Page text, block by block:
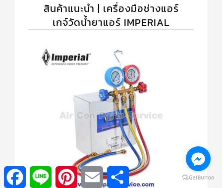
สินค้าแนะนำ | เครื่องมือช่างแอร์
เกจ์วัดน้ำยาแอร์ IMPERIAL
Facebook Line PinterestEmail Share